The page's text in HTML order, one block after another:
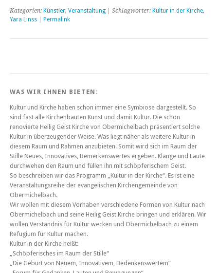
Kategorien: Künstler, Veranstaltung | Schlagwörter: Kultur in der Kirche,
Yara Linss
Permalink
WAS WIR IHNEN BIETEN:
Kultur und Kirche haben schon immer eine Symbiose dargestellt. So
sind fast alle Kirchenbauten Kunst und damit Kultur. Die schön
renovierte Heilig Geist Kirche von Obermichelbach präsentiert solche
Kultur in überzeugender Weise. Was liegt näher als weitere Kultur in
diesem Raum und Rahmen anzubieten. Somit wird sich im Raum der
Stille Neues, Innovatives, Bemerkenswertes ergeben. Klänge und Laute
durchwehen den Raum und füllen ihn mit schöpferischem Geist.
So beschreiben wir das Programm „Kultur in der Kirche“. Es ist eine
Veranstaltungsreihe der evangelischen Kirchengemeinde von
Obermichelbach.
Wir wollen mit diesem Vorhaben verschiedene Formen von Kultur nach
Obermichelbach und seine Heilig Geist Kirche bringen und erklären. Wir
wollen Verständnis für Kultur wecken und Obermichelbach zu einem
Refugium für Kultur machen.
Kultur in der Kirche heißt:
„Schöpferisches im Raum der Stille“
„Die Geburt von Neuem, Innovativem, Bedenkenswertem“